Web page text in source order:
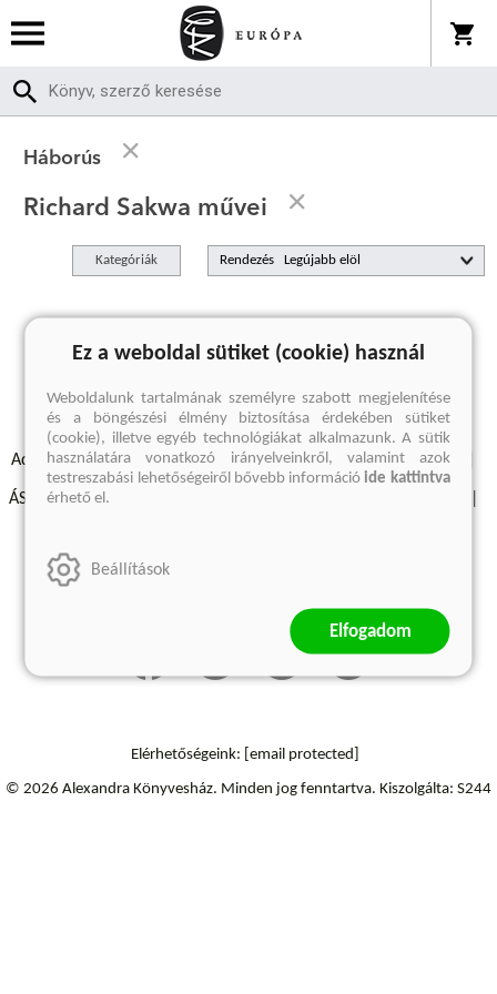
Háborús
Richard Sakwa művei
Kategóriák Rendezés
A keresett kifejezésre nincs találat
Adatvédelmi szabályzatok Elállási felmondási nyilatkozat
ÁSZF - Vásárlási feltételek
Szállítási információk
Elérhetőségeink: [email protected]
© 2026 Alexandra Könyvesház. Minden jog fenntartva. Kiszolgálta: S244
Ez a weboldal sütiket (cookie) használ
Weboldalunk tartalmának személyre szabott megjelenítése
és a böngészési élmény biztosítása érdekében sütiket
(cookie), illetve egyéb technológiákat alkalmazunk. A sütik
használatára vonatkozó irányelveinkről, valamint azok
testreszabási lehetőségeiről bővebb információide kattintva
érhető el.
Beállítások
Elfogadom